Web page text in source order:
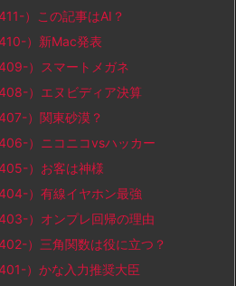
）この記事はAI？
）新Mac発表
）スマートメガネ
）エヌビディア決算
）関東砂漠？
）ニコニコvsハッカー
）お客は神様
）有線イヤホン最強
）オンプレ回帰の理由
）三角関数は役に立つ？
）かな入力推奨大臣